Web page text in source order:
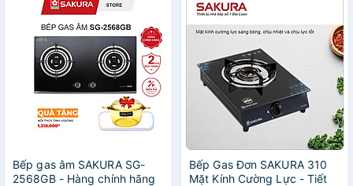
Bếp gas âm SAKURA SG-
2568GB - Hàng chính hãng
Bếp Gas Đơn SAKURA 310
Mặt Kính Cường Lực - Tiết